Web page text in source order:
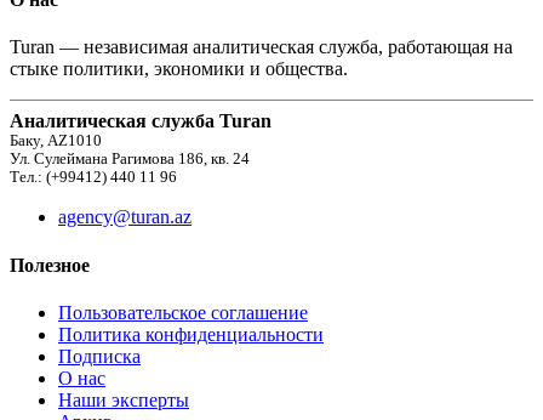
Turan — независимая аналитическая служба, работающая на
стыке политики, экономики и общества.
Аналитическая служба Turan
Баку, AZ1010
Ул. Сулеймана Рагимова 186, кв. 24
Тел.: (+99412) 440 11 96
agency@turan.az
Полезное
Пользовательское соглашение
Политика конфиденциальности
Подписка
О нас
Наши эксперты